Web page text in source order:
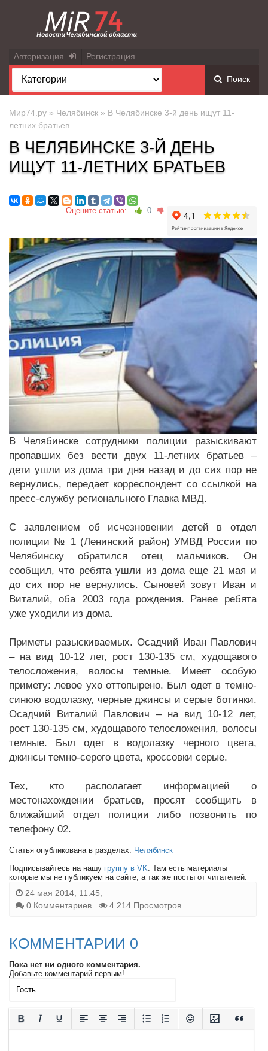
Авторизация Регистрация
Поиск
Мир74.ру » Челябинск » В Челябинске 3-й день ищут 11-
летних братьев
В ЧЕЛЯБИНСКЕ 3-Й ДЕНЬ
ИЩУТ 11-ЛЕТНИХ БРАТЬЕВ
Оцените статью: 0
В Челябинске сотрудники полиции разыскивают
пропавших без вести двух 11-летних братьев –
дети ушли из дома три дня назад и до сих пор не
вернулись, передает корреспондент со ссылкой на
пресс-службу регионального Главка МВД.
С заявлением об исчезновении детей в отдел
полиции № 1 (Ленинский район) УМВД России по
Челябинску обратился отец мальчиков. Он
сообщил, что ребята ушли из дома еще 21 мая и
до сих пор не вернулись. Сыновей зовут Иван и
Виталий, оба 2003 года рождения. Ранее ребята
уже уходили из дома.
Приметы разыскиваемых. Осадчий Иван Павлович
– на вид 10-12 лет, рост 130-135 см, худощавого
телосложения, волосы темные. Имеет особую
примету: левое ухо оттопырено. Был одет в темно-
синюю водолазку, черные джинсы и серые ботинки.
Осадчий Виталий Павлович – на вид 10-12 лет,
рост 130-135 см, худощавого телосложения, волосы
темные. Был одет в водолазку черного цвета,
джинсы темно-серого цвета, кроссовки серые.
Тех, кто располагает информацией о
местонахождении братьев, просят сообщить в
ближайший отдел полиции либо позвонить по
телефону 02.
Статья опубликована в разделах: Челябинск
Подписывайтесь на нашу группу в VK . Там есть материалы
которые мы не публикуем на сайте, а так же посты от читателей.
24 мая 2014, 11:45,
0 Комментариев
4 214 Просмотров
КОММЕНТАРИИ 0
Пока нет ни одного комментария.
Добавьте комментарий первым!